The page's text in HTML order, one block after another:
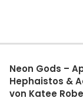
Neon Gods –
Hephaistos &
von Katee